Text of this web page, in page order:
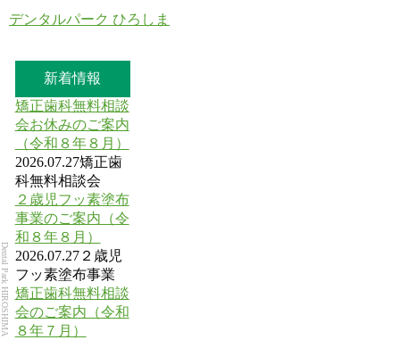
Dental Park HIROSHIMA
デンタルパーク ひろしま
新着情報
矯正歯科無料相談
会お休みのご案内
（令和８年８月）
2026.07.27矯正歯
科無料相談会
２歳児フッ素塗布
事業のご案内（令
和８年８月）
2026.07.27２歳児
フッ素塗布事業
矯正歯科無料相談
会のご案内（令和
８年７月）